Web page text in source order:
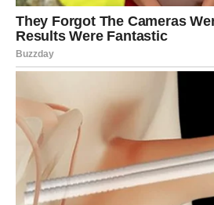
DOLAZE IZ
Blizanci ulaze u period u kojem se
ali uzbudljivo. Vi ste znak koji se
promenama, i upravo to vam sada
Na poslovnom planu, dolaze
očekivali. To može biti prilike, nova
vam otvara vrata ka nečemu
budete otvoreni i spremni da